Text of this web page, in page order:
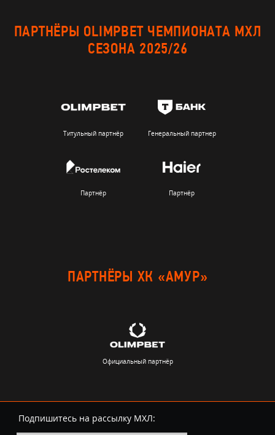
ПАРТНЁРЫ OLIMPBET ЧЕМПИОНАТА МХЛ
СЕЗОНА 2025/26
Титульный партнёр Генеральный партнер
Партнёр Партнёр
ПАРТНЁРЫ ХК «АМУР»
Официальный партнёр
Подпишитесь на рассылку МХЛ: